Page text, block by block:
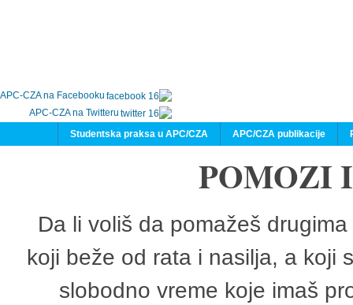
APC-CZA na Facebooku
APC-CZA na Twitteru
APC/CZA publikacije
Studentska praksa u APC/CZA
POMOZI
Da li voliš da pomažeš
koji beže od rata i nasilja, a koji
slobodno vreme koje imaš